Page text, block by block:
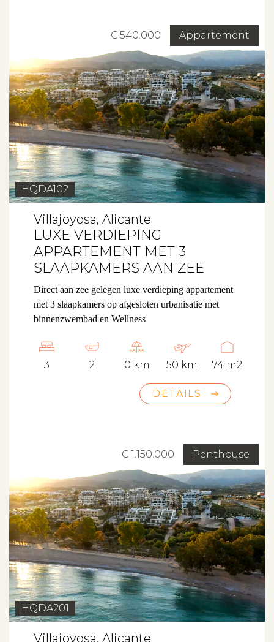
Appartement
€ 540.000
HQDA102
Villajoyosa, Alicante
LUXE VERDIEPING
APPARTEMENT MET 3
SLAAPKAMERS AAN ZEE
Direct aan zee gelegen luxe verdieping appartement
met 3 slaapkamers op afgesloten urbanisatie met
binnenzwembad en Wellness
3 2 0 km 50 km 74 m2
DETAILS
Penthouse
€ 1.150.000
HQDA201
Villajoyosa, Alicante